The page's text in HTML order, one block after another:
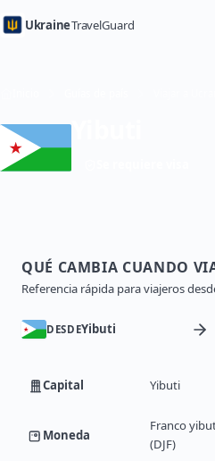
UkraineTravelGuard
QUÉ CAMBIA CUANDO
Referencia rápida para viajeros
DESDEYibuti
Capital Yibuti
Moneda
Franco
(DJF)